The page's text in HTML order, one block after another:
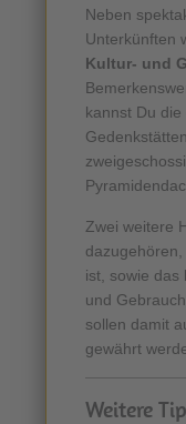
Neben
Unterkünften
Kultur- und
kannst Du
Zwei weitere
dazugehören,
ist, sowie das
und
sollen damit
gewährt
Weitere